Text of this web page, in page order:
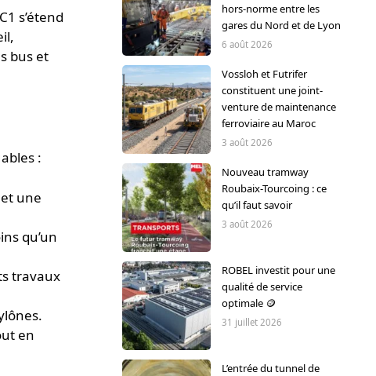
s’étend
bus et
:
une
qu’un
travaux
en
hors-norme entre les
gares du Nord et de Lyon
6 août 2026
Vossloh et Futrifer
constituent une joint-
venture de maintenance
ferroviaire au Maroc
3 août 2026
Nouveau tramway
Roubaix-Tourcoing : ce
qu’il faut savoir
3 août 2026
ROBEL investit pour une
qualité de service
optimale 🪙
31 juillet 2026
L’entrée du tunnel de